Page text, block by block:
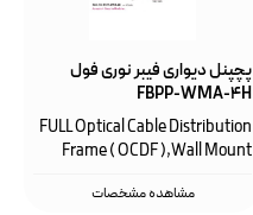
پچپنل دیواری فیبر نوری فول
FBPP-WMA-4H
FULL Optical Cable Distribution
Frame ( OCDF ),Wall Mount
مشاهده مشخصات